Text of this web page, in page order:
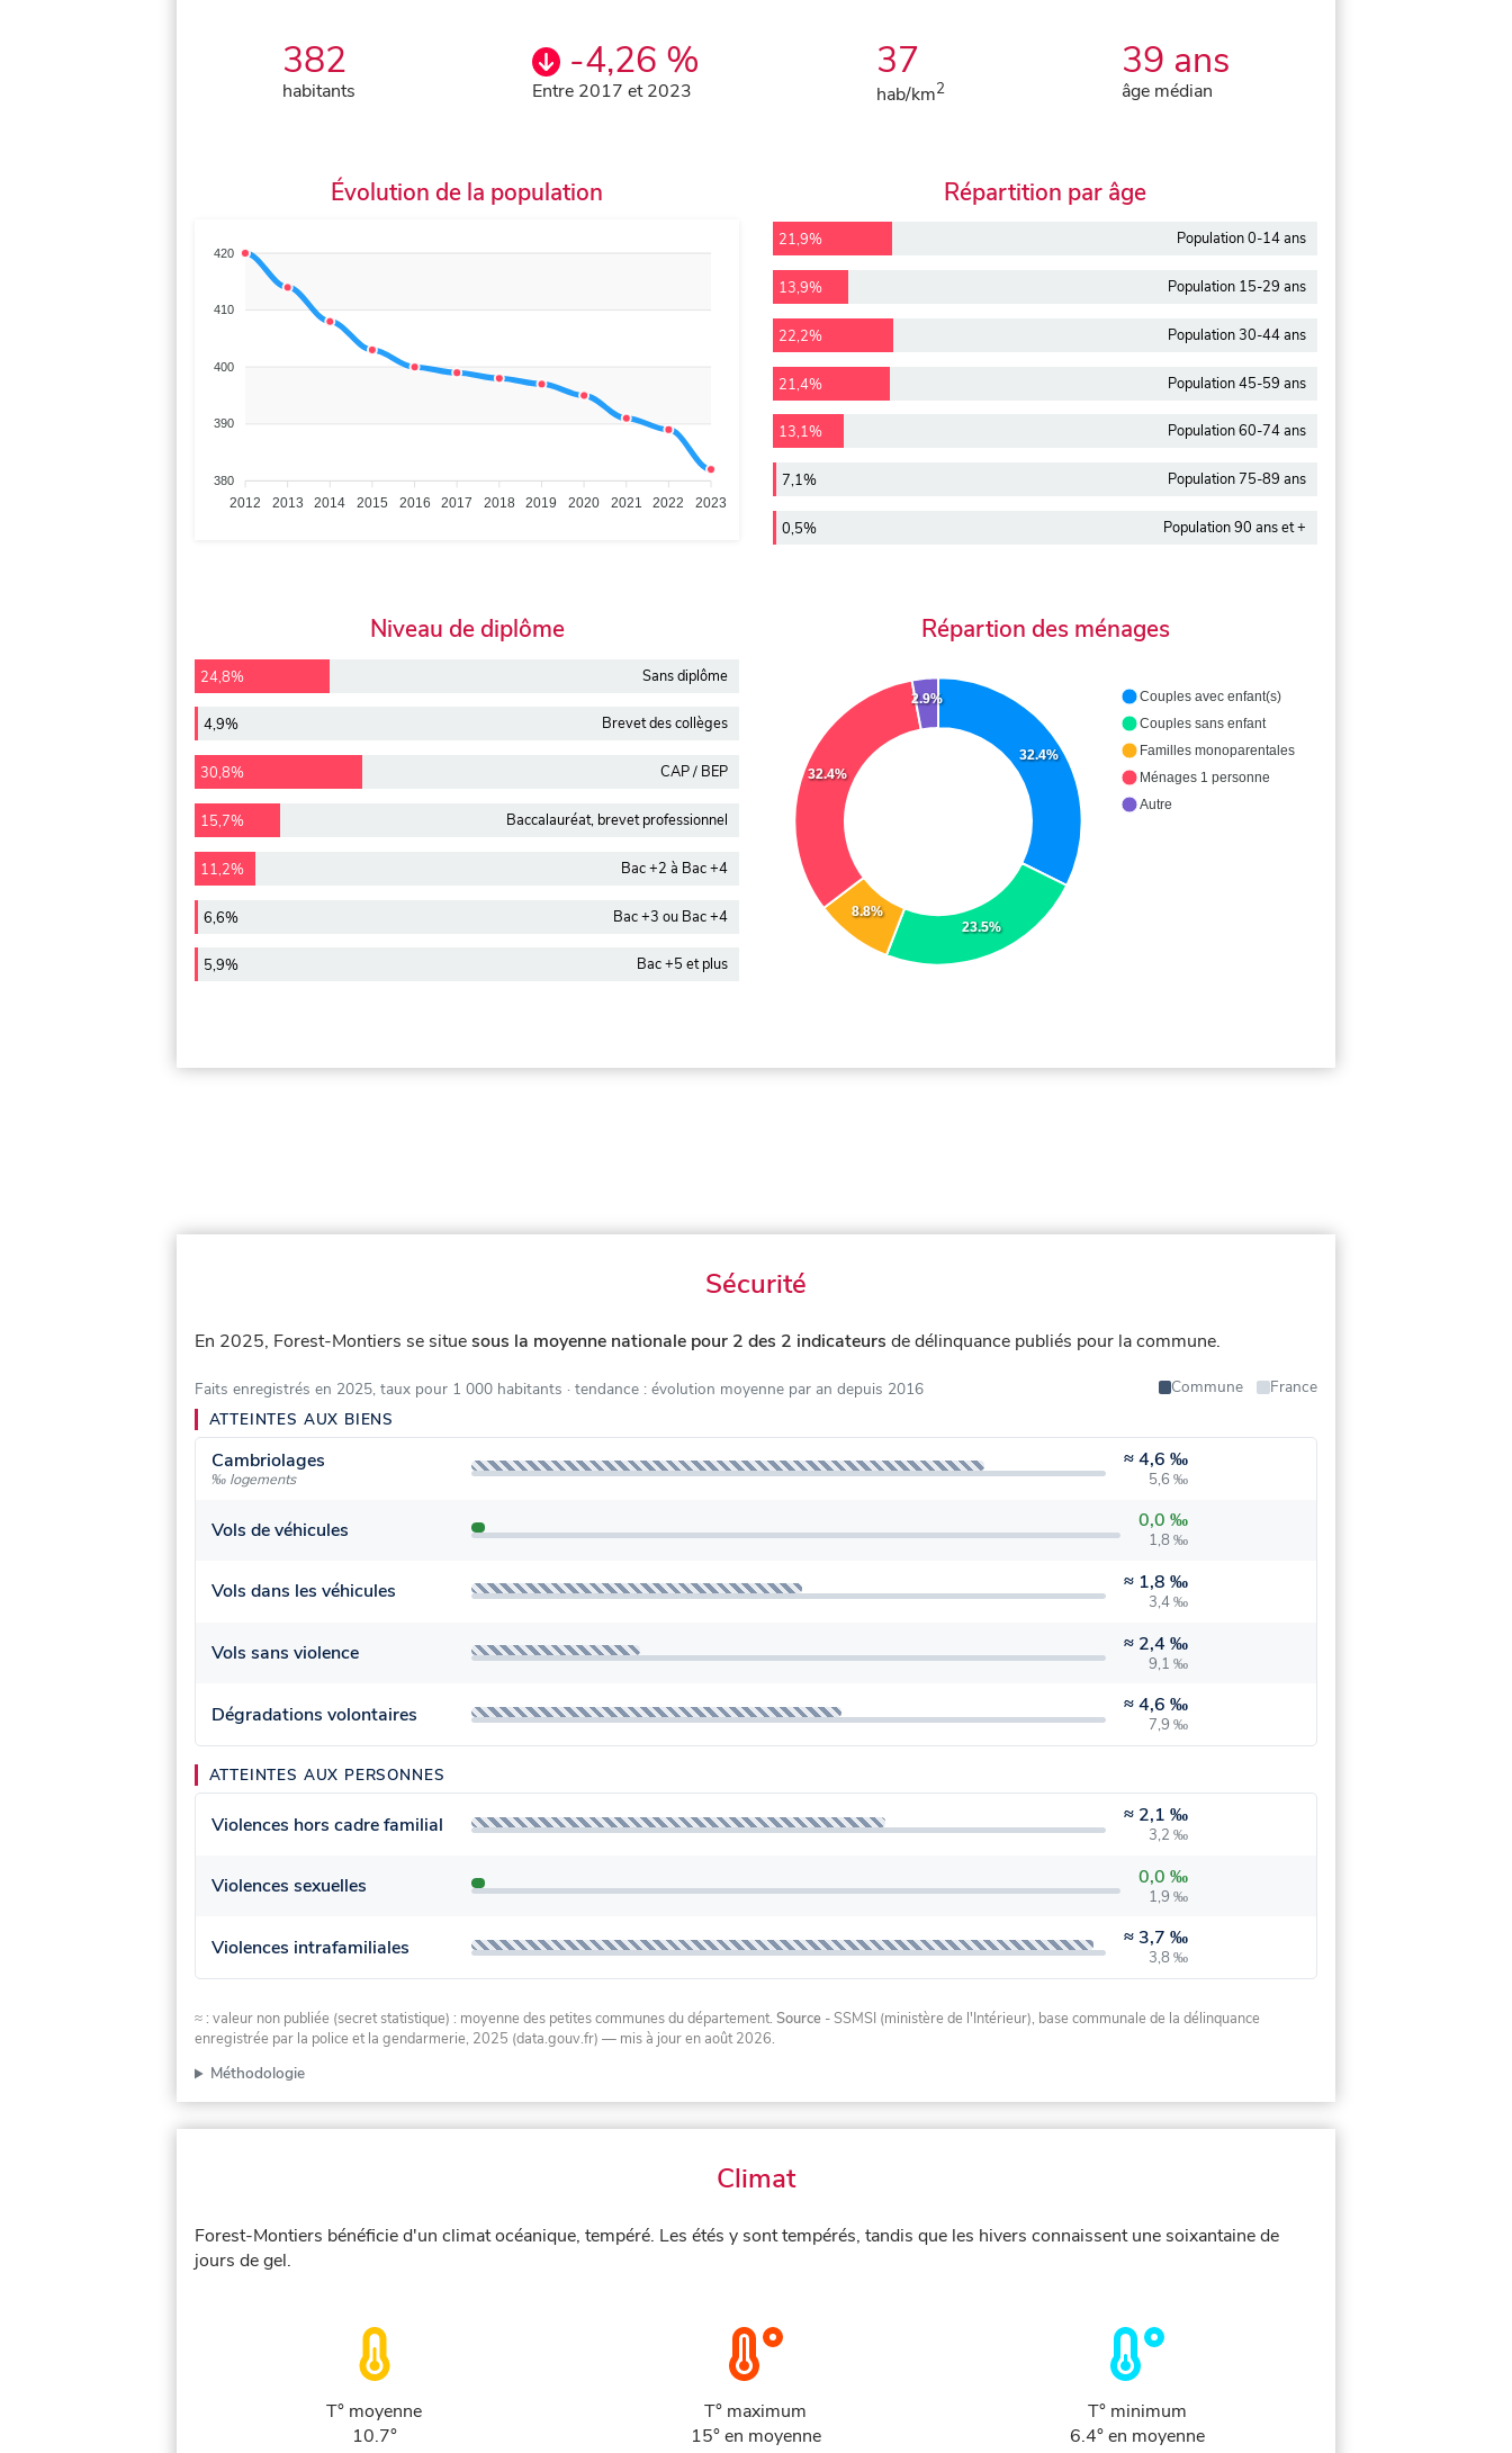
382
habitants
-4,26 %
Entre 2017 et 2023
37
hab/km2
39 ans
âge médian
Évolution de la population
420
410
400
390
380
2012 2013 2014 2015 2016 2017 2018 2019 2020 2021 2022 2023
Répartition par âge
21,9% Population 0-14 ans
13,9% Population 15-29 ans
22,2% Population 30-44 ans
21,4% Population 45-59 ans
13,1% Population 60-74 ans
7,1% Population 75-89 ans
0,5% Population 90 ans et +
Niveau de diplôme
24,8% Sans diplôme
4,9% Brevet des collèges
30,8% CAP / BEP
15,7% Baccalauréat, brevet professionnel
11,2% Bac +2 à Bac +4
6,6% Bac +3 ou Bac +4
5,9% Bac +5 et plus
Répartion des ménages
32.4%
23.5%
8.8%
32.4%
2.9%
Couples avec enfant(s)
Couples sans enfant
Familles monoparentales
Ménages 1 personne
Autre
Sécurité
En 2025, Forest-Montiers se situesous la moyenne nationale pour 2 des 2 indicateurs de délinquance publiés pour la commune.
Faits enregistrés en 2025, taux pour 1 000 habitants · tendance : évolution moyenne par an depuis 2016 Commune
France
ATTEINTES AUX BIENS
Cambriolages
‰ logements
≈4,6 ‰
5,6 ‰
Vols de véhicules 0,0 ‰
1,8 ‰
Vols dans les véhicules ≈ 1,8 ‰
3,4 ‰
Vols sans violence ≈ 2,4 ‰
9,1 ‰
Dégradations volontaires ≈4,6 ‰
7,9 ‰
ATTEINTES AUX PERSONNES
Violences hors cadre familial ≈ 2,1 ‰
3,2 ‰
Violences sexuelles 0,0 ‰
1,9 ‰
Violences intrafamiliales ≈ 3,7 ‰
3,8 ‰
≈ : valeur non publiée (secret statistique) : moyenne des petites communes du département. Source - SSMSI (ministère de l'Intérieur), base communale de la délinquance
enregistrée par la police et la gendarmerie, 2025 (data.gouv.fr) — mis à jour en août 2026.
Méthodologie
Climat
Forest-Montiers bénéficie d'un climat océanique, tempéré. Les étés y sont tempérés, tandis que les hivers connaissent une soixantaine de
jours de gel.
T° moyenne
10.7°
T° maximum
15° en moyenne
T° minimum
6.4° en moyenne